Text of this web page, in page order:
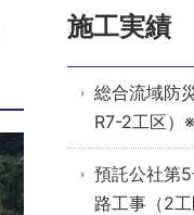
施工実績
総合流域防
R7-2工区）
預託公社第
路工事（2工